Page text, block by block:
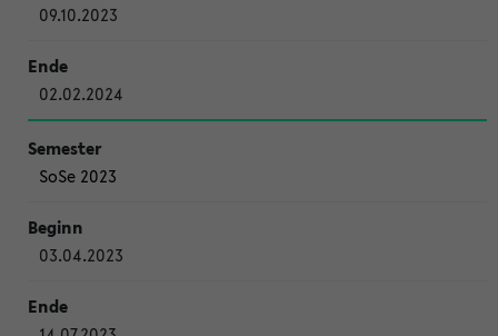
09.10.2023
02.02.2024
SoSe 2023
03.04.2023